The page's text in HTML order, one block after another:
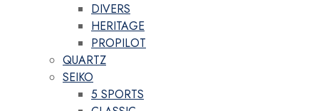
DIVERS
HERITAGE
PROPILOT
QUARTZ
SEIKO
5 SPORTS